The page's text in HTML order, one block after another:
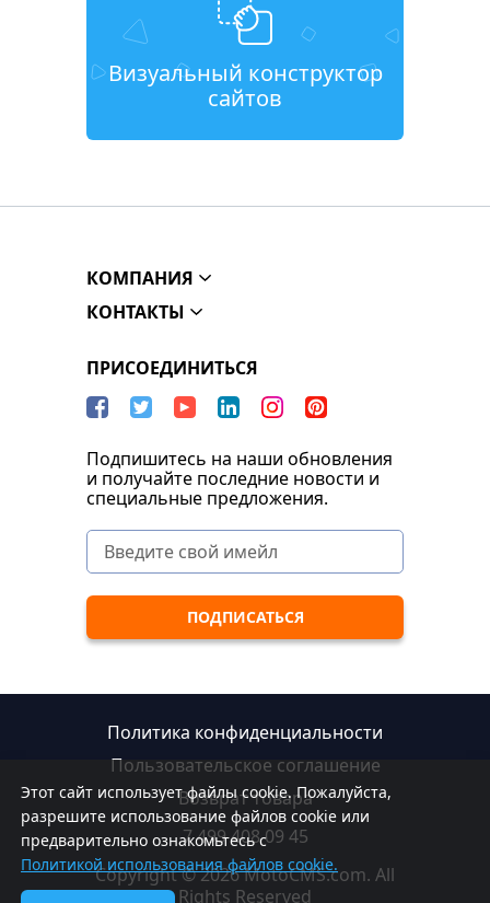
Визуальный конструктор
сайтов
Этот сайт использует файлы cookie. Пожалуйста,
разрешите использование файлов cookie или
предварительно ознакомьтесь с
Политикой использования файлов cookie.
КОМПАНИЯ
КОНТАКТЫ
ПРИСОЕДИНИТЬСЯ
Подпишитесь на наши обновления
и получайте последние новости и
специальные предложения.
Политика конфиденциальности
Пользовательское соглашение
Возврат товара
7 499 408 09 45
Copyright © 2026 MotoCMS.com. All
Rights Reserved